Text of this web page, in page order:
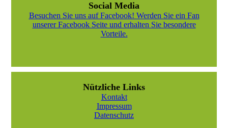
Social Media
Besuchen Sie uns auf Facebook! Werden Sie ein Fan
unserer Facebook Seite und erhalten Sie besondere
Vorteile.
Nützliche Links
Kontakt
Impressum
Datenschutz